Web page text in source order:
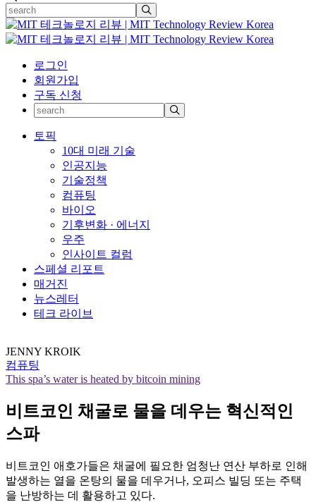
로그인
회원가입
구독 신청
토픽
10대 미래 기술
인공지능
기술정책
컴퓨팅
바이오
기후변화 · 에너지
우주
인사이트 컬럼
스페셜 리포트
매거진
뉴스레터
테크 라이브
JENNY KROIK
컴퓨팅
This spa’s water is heated by bitcoin mining
비트코인 채굴로 물을 데우는 혁신적인
스파
비트코인 애호가들은 채굴에 필요한 엄청난 연산 부하로 인해
발생하는 열을 온탕의 물을 데우거나, 오피스 빌딩 또는 주택
을 난방하는 데 활용하고 있다.